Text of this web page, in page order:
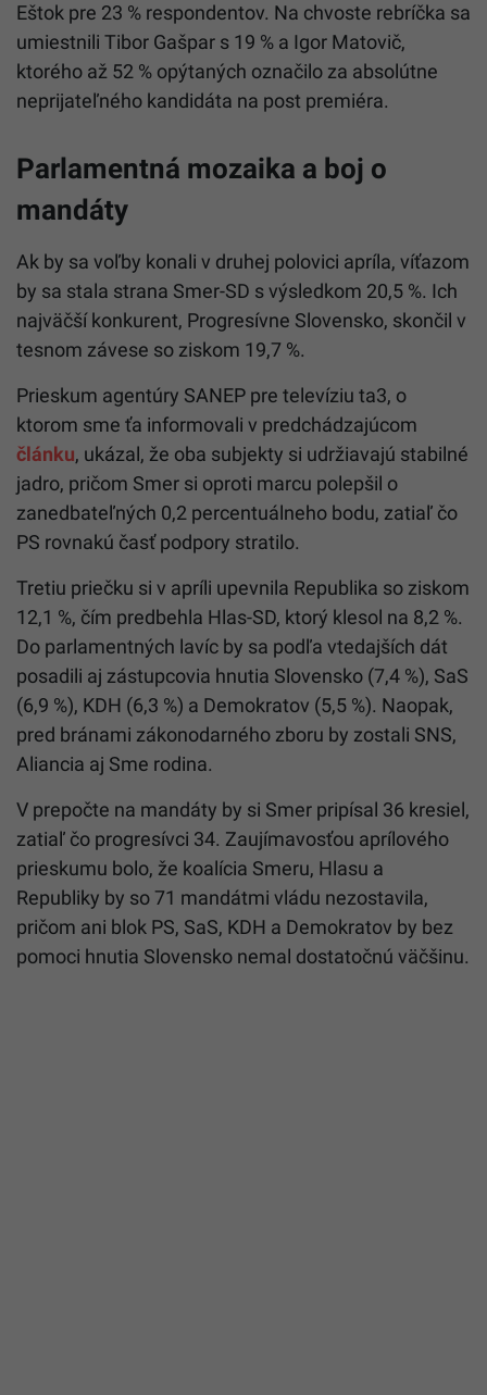
Eštok pre 23 % respondentov. Na chvoste rebríčka sa
umiestnili Tibor Gašpar s 19 % a Igor Matovič,
ktorého až 52 % opýtaných označilo za absolútne
neprijateľného kandidáta na post premiéra.
Parlamentná mozaika a boj o
mandáty
Ak by sa voľby konali v druhej polovici apríla, víťazom
by sa stala strana Smer-SD s výsledkom 20,5 %. Ich
najväčší konkurent, Progresívne Slovensko, skončil v
tesnom závese so ziskom 19,7 %.
Prieskum agentúry SANEP pre televíziu ta3, o
ktorom sme ťa informovali v predchádzajúcom
článku, ukázal, že oba subjekty si udržiavajú stabilné
jadro, pričom Smer si oproti marcu polepšil o
zanedbateľných 0,2 percentuálneho bodu, zatiaľ čo
PS rovnakú časť podpory stratilo.
Tretiu priečku si v apríli upevnila Republika so ziskom
12,1 %, čím predbehla Hlas-SD, ktorý klesol na 8,2 %.
Do parlamentných lavíc by sa podľa vtedajších dát
posadili aj zástupcovia hnutia Slovensko (7,4 %), SaS
(6,9 %), KDH (6,3 %) a Demokratov (5,5 %). Naopak,
pred bránami zákonodarného zboru by zostali SNS,
Aliancia aj Sme rodina.
V prepočte na mandáty by si Smer pripísal 36 kresiel,
zatiaľ čo progresívci 34. Zaujímavosťou aprílového
prieskumu bolo, že koalícia Smeru, Hlasu a
Republiky by so 71 mandátmi vládu nezostavila,
pričom ani blok PS, SaS, KDH a Demokratov by bez
pomoci hnutia Slovensko nemal dostatočnú väčšinu.